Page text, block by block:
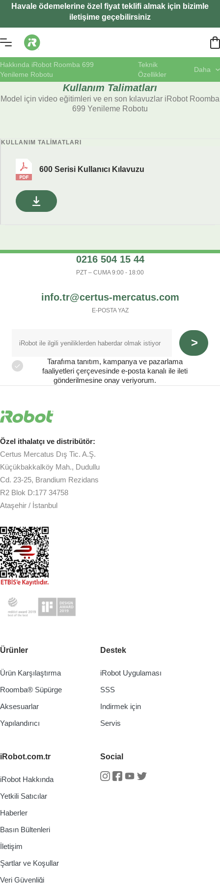
Havale ödemelerine özel fiyat teklifi almak için bizimle
iletişime geçebilirsiniz
Hakkında iRobot Roomba 699
Yenileme Robotu
Teknik
Özellikler
Daha
Kullanım Talimatları
Model için video eğitimleri ve en son kılavuzlar iRobot Roomba
699 Yenileme Robotu
KULLANIM TALIMATLARI
600 Serisi Kullanıcı Kılavuzu
0216 504 15 44
PZT – CUMA 9:00 - 18:00
info.tr@certus-mercatus.com
E-POSTA YAZ
Tarafıma tanıtım, kampanya ve pazarlama
faaliyetleri çerçevesinde e-posta kanalı ile ileti
gönderilmesine onay veriyorum.
Özel ithalatçı ve distribütör:
Certus Mercatus Dış Tic. A.Ş.
Küçükbakkalköy Mah., Dudullu
Cd. 23-25, Brandium Rezidans
R2 Blok D:177 34758
Ataşehir / İstanbul
Ürünler
Ürün Karşılaştırma
Roomba® Süpürge
Aksesuarlar
Yapılandırıcı
Destek
iRobot Uygulaması
SSS
Indirmek için
Servis
iRobot.com.tr
iRobot Hakkında
Yetkili Satıcılar
Haberler
Basın Bültenleri
İletişim
Şartlar ve Koşullar
Veri Güvenliği
Social
Instagram
Facebook
Youtube